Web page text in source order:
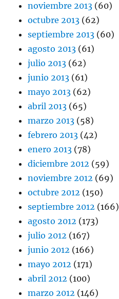
noviembre 2013 (60)
octubre 2013 (62)
septiembre 2013 (60)
agosto 2013 (61)
julio 2013 (62)
junio 2013 (61)
mayo 2013 (62)
abril 2013 (65)
marzo 2013 (58)
febrero 2013 (42)
enero 2013 (78)
diciembre 2012 (59)
noviembre 2012 (69)
octubre 2012 (150)
septiembre 2012 (166)
agosto 2012 (173)
julio 2012 (167)
junio 2012 (166)
mayo 2012 (171)
abril 2012 (100)
marzo 2012 (146)